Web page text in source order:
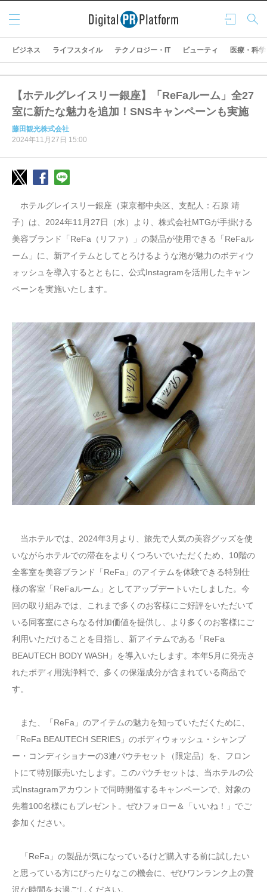
ログ
イン
検索
メニ
ュー
ビジネス ライフスタイル テクノロジー・IT ビューティ 医療・科学
【ホテルグレイスリー銀座】「ReFaルーム」全27
室に新たな魅力を追加！SNSキャンペーンも実施
藤田観光株式会社
2024年11月27日 15:00
ホテルグレイスリー銀座（東京都中央区、支配人：石原 靖
子）は、2024年11月27日（水）より、株式会社MTGが手掛ける
美容ブランド「ReFa（リファ）」の製品が使用できる「ReFaル
ーム」に、新アイテムとしてとろけるような泡が魅力のボディウ
ォッシュを導入するとともに、公式Instagramを活用したキャン
ペーンを実施いたします。
当ホテルでは、2024年3月より、旅先で人気の美容グッズを使
いながらホテルでの滞在をよりくつろいでいただくため、10階の
全客室を美容ブランド「ReFa」のアイテムを体験できる特別仕
様の客室「ReFaルーム」としてアップデートいたしました。今
回の取り組みでは、これまで多くのお客様にご好評をいただいて
いる同客室にさらなる付加価値を提供し、より多くのお客様にご
利用いただけることを目指し、新アイテムである「ReFa
BEAUTECH BODY WASH」を導入いたします。本年5月に発売さ
れたボディ用洗浄料で、多くの保湿成分が含まれている商品で
す。
また、「ReFa」のアイテムの魅力を知っていただくために、
「ReFa BEAUTECH SERIES」のボディウォッシュ・シャンプ
ー・コンディショナーの3連パウチセット（限定品）を、フロン
トにて特別販売いたします。このパウチセットは、当ホテルの公
式Instagramアカウントで同時開催するキャンペーンで、対象の
先着100名様にもプレゼント。ぜひフォロー＆「いいね！」でご
参加ください。
「ReFa」の製品が気になっているけど購入する前に試したい
と思っている方にぴったりなこの機会に、ぜひワンランク上の贅
沢な時間をお過ごしください。